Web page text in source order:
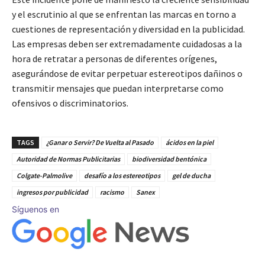
y el escrutinio al que se enfrentan las marcas en torno a
cuestiones de representación y diversidad en la publicidad.
Las empresas deben ser extremadamente cuidadosas a la
hora de retratar a personas de diferentes orígenes,
asegurándose de evitar perpetuar estereotipos dañinos o
transmitir mensajes que puedan interpretarse como
ofensivos o discriminatorios.
TAGS ¿Ganar o Servir? De Vuelta al Pasado
ácidos en la piel
Autoridad de Normas Publicitarias
biodiversidad bentónica
Colgate-Palmolive
desafío a los estereotipos
gel de ducha
ingresos por publicidad
racismo Sanex
Síguenos en